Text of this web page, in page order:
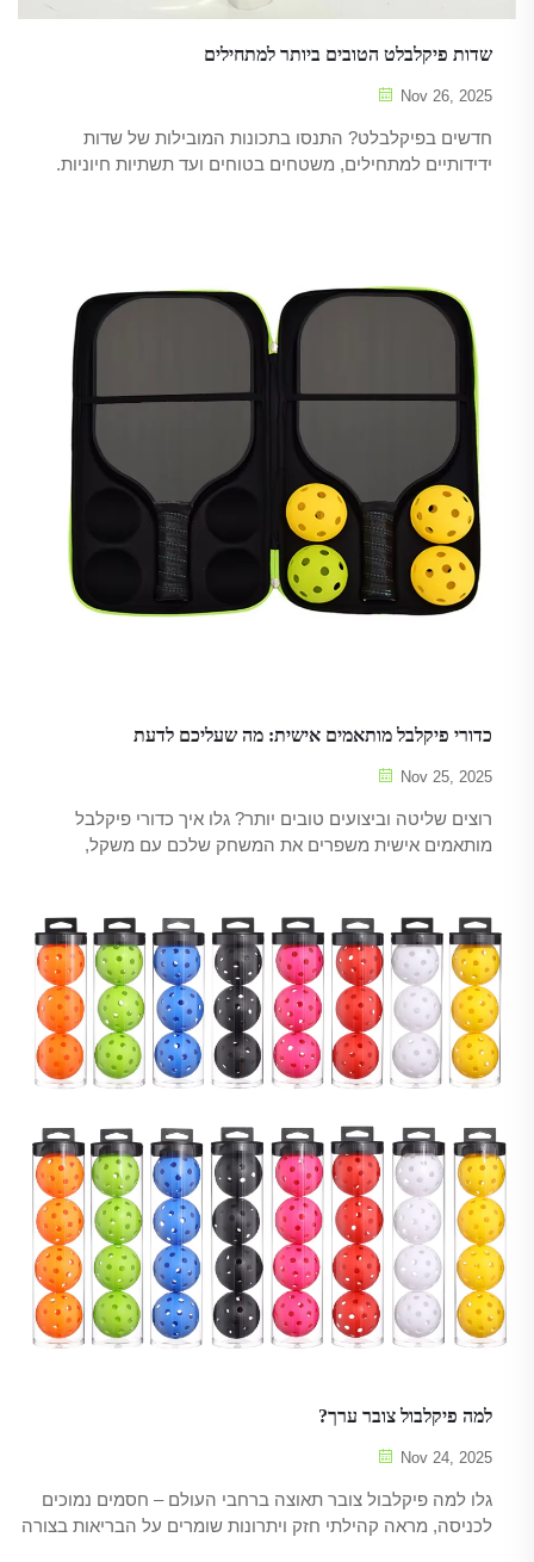
שדות פיקלבלט הטובים ביותר למתחילים
Nov 26, 2025
חדשים בפיקלבלט? התנסו בתכונות המובילות של שדות
ידידותיים למתחילים, משטחים בטוחים ועד תשתיות חיוניות.
כדורי פיקלבל מותאמים אישית: מה שעליכם לדעת
Nov 25, 2025
רוצים שליטה וביצועים טובים יותר? גלו איך כדורי פיקלבל
מותאמים אישית משפרים את המשחק שלכם עם משקל,
למה פיקלבול צובר ערך?
Nov 24, 2025
גלו למה פיקלבול צובר תאוצה ברחבי העולם – חסמים נמוכים
לכניסה, מראה קהילתי חזק ויתרונות שומרים על הבריאות בצורה